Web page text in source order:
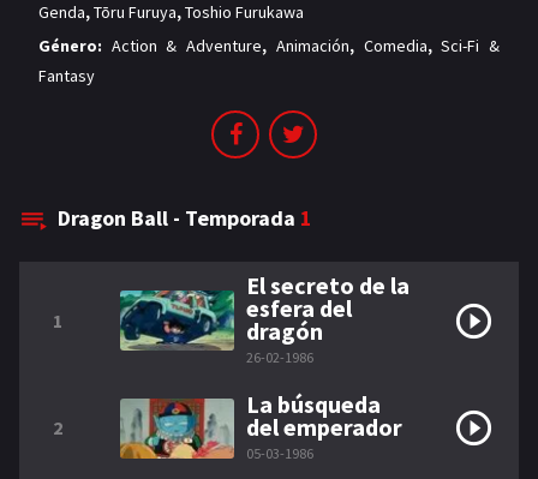
Genda,Tōru Furuya,Toshio Furukawa
Género: Action & Adventure, Animación, Comedia,Sci-Fi &
Fantasy
Dragon Ball - Temporada 1
1
El secreto de la
esfera del
dragón
26-02-1986
2
La búsqueda
del emperador
05-03-1986